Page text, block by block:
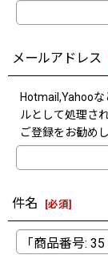
メールアドレス
Hotmail,Yahoo
ルとして処理さ
ご登録をお勧めし
件名 [必須]